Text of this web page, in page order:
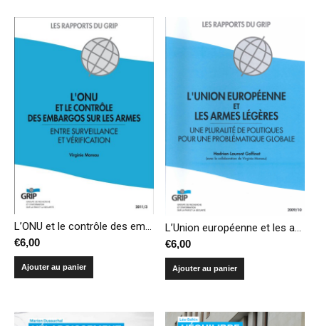
L’ONU et le contrôle des embargos sur les armes – Entre surveillance et vérification
€6,00
Ajouter au panier
L’Union européenne et les armes légères – Une pluralité de politiques pour une problématique globale
€6,00
Ajouter au panier